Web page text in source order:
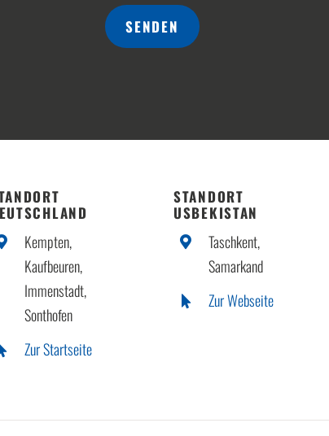
SENDEN
Kempten,
Kaufbeuren,
Immenstadt,
Sonthofen
Zur Startseite
STANDORT
USBEKISTAN
Taschkent,
Samarkand
Zur Webseite